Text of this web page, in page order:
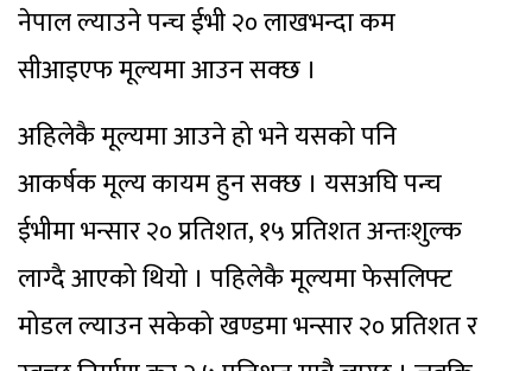
नेपाल ल्याउने पन्च ईभी २० लाखभन्दा कम
सीआइएफ मूल्यमा आउन सक्छ ।
अहिलेकै मूल्यमा आउने हो भने यसको पनि
आकर्षक मूल्य कायम हुन सक्छ । यसअघि पन्च
ईभीमा भन्सार २० प्रतिशत, १५ प्रतिशत अन्तःशुल्क
लाग्दै आएको थियो । पहिलेकै मूल्यमा फेसलिफ्ट
मोडल ल्याउन सकेको खण्डमा भन्सार २० प्रतिशत र